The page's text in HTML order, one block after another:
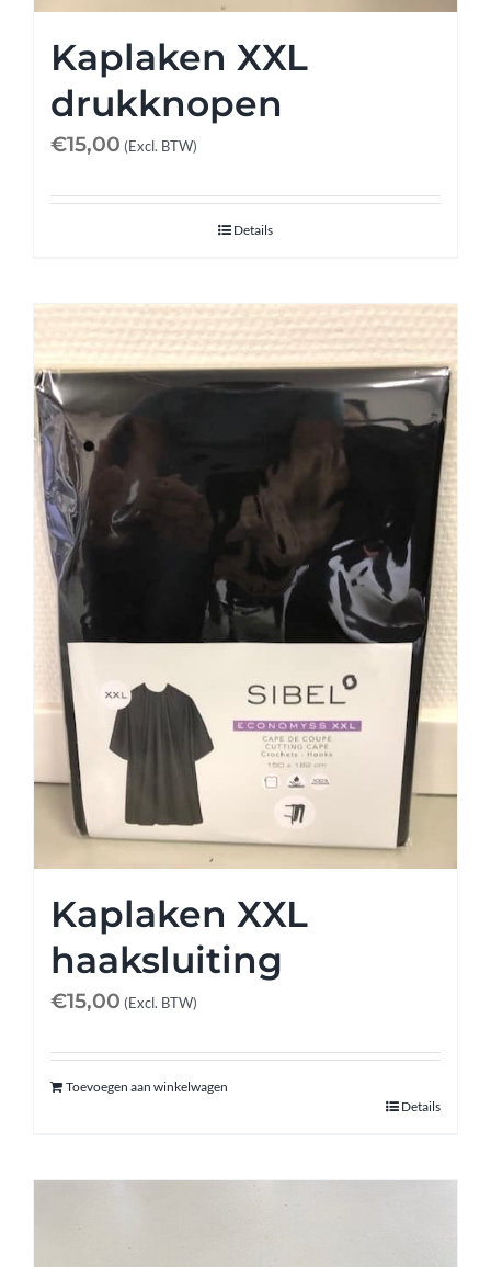
Kaplaken XXL
drukknopen
€15,00 (Excl. BTW)
Details
Kaplaken XXL
haaksluiting
€15,00 (Excl. BTW)
Toevoegen aan winkelwagen
Details